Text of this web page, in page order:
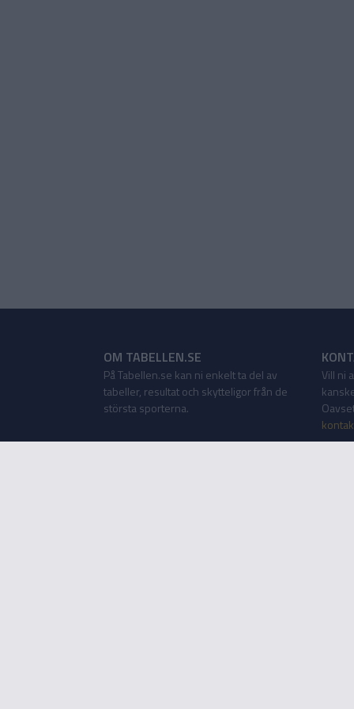
OM TABELLEN.SE
På Tabellen.se kan ni enkelt ta del av
tabeller, resultat och skytteligor från de
största sporterna.
Vill ni